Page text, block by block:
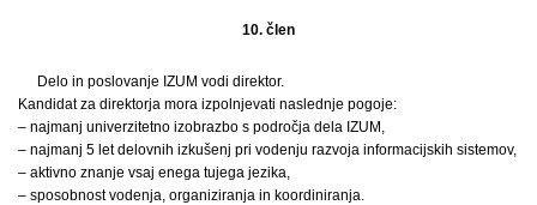
10. člen
Delo in poslovanje IZUM vodi direktor.
Kandidat za direktorja mora izpolnjevati naslednje pogoje:
– najmanj univerzitetno izobrazbo s področja dela IZUM,
– najmanj 5 let delovnih izkušenj pri vodenju razvoja informacijskih sistemov,
– aktivno znanje vsaj enega tujega jezika,
– sposobnost vodenja, organiziranja in koordiniranja.